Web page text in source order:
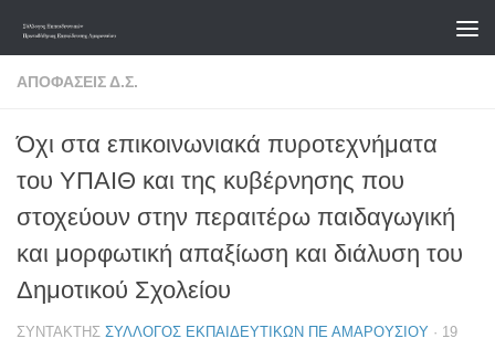
Skip to content
ΑΠΟΦΆΣΕΙΣ Δ.Σ.
Όχι στα επικοινωνιακά πυροτεχνήματα
του ΥΠΑΙΘ και της κυβέρνησης που
στοχεύουν στην περαιτέρω παιδαγωγική
και μορφωτική απαξίωση και διάλυση του
Δημοτικού Σχολείου
ΣΥΝΤΆΚΤΗΣ ΣΎΛΛΟΓΟΣ ΕΚΠΑΙΔΕΥΤΙΚΏΝ ΠΕ ΑΜΑΡΟΥΣΊΟΥ · 19